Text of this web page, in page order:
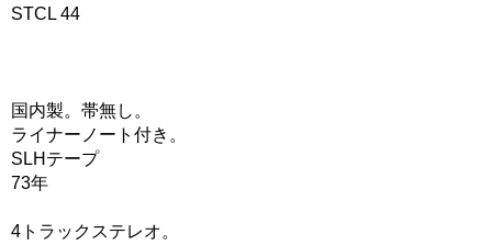
STCL 44
国内製。帯無し。
ライナーノート付き。
SLHテープ
73年
4トラックステレオ。